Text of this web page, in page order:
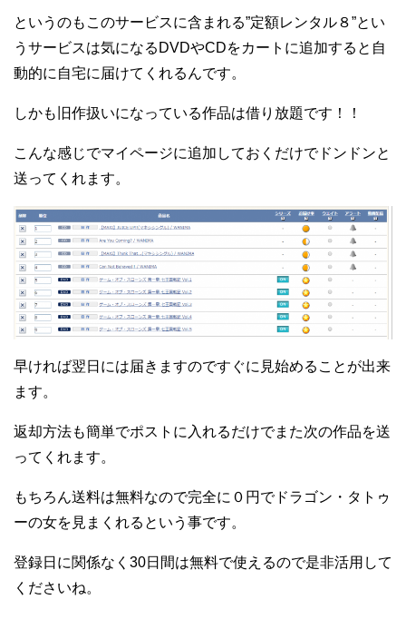
というのもこのサービスに含まれる”定額レンタル８”とい
うサービスは気になるDVDやCDをカートに追加すると自
動的に自宅に届けてくれるんです。
しかも旧作扱いになっている作品は借り放題です！！
こんな感じでマイページに追加しておくだけでドンドンと
送ってくれます。
早ければ翌日には届きますのですぐに見始めることが出来
ます。
返却方法も簡単でポストに入れるだけでまた次の作品を送
ってくれます。
もちろん送料は無料なので完全に０円でドラゴン・タトゥ
ーの女を見まくれるという事です。
登録日に関係なく30日間は無料で使えるので是非活用して
くださいね。